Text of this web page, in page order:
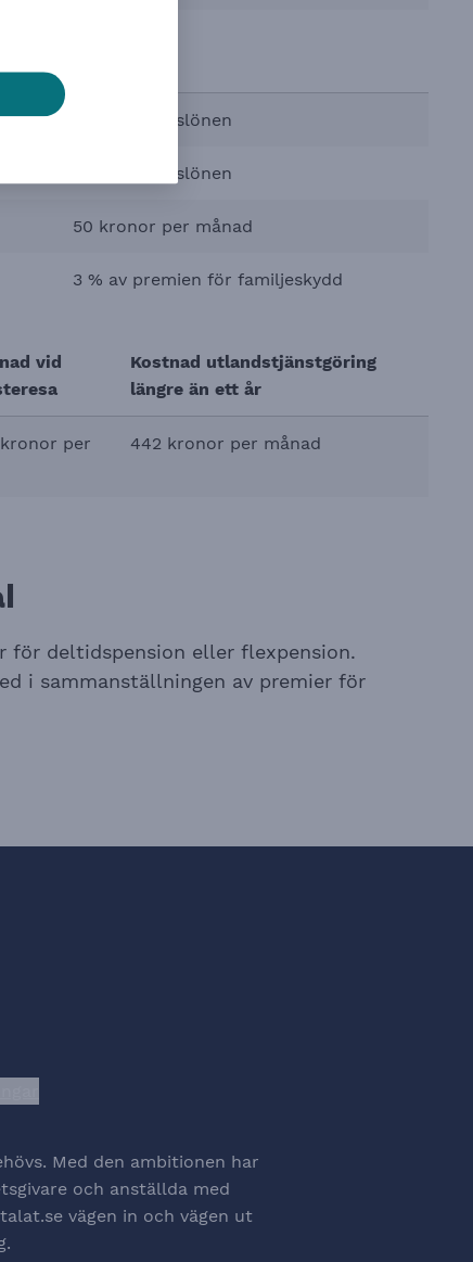
0,02 % av årslönen
0,50 % av årslönen
50 kronor per månad
3 % av premien för familjeskydd
vid
Kostnad utlandstjänstgöring
längre än ett år
per
442 kronor per månad
för deltidspension eller flexpension.
i sammanställningen av premier för
Med den ambitionen har
och anställda med
vägen in och vägen ut